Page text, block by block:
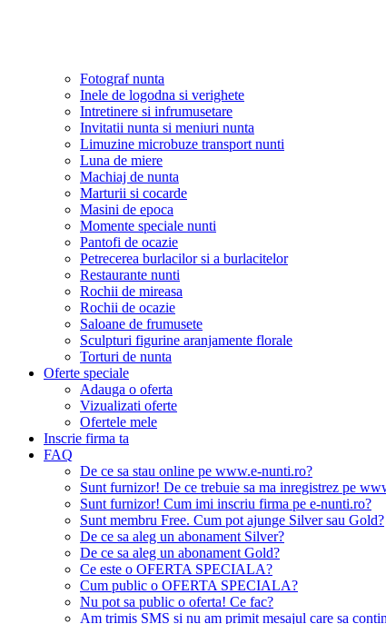
Fotograf nunta
Inele de logodna si verighete
Intretinere si infrumusetare
Invitatii nunta si meniuri nunta
Limuzine microbuze transport nunti
Luna de miere
Machiaj de nunta
Marturii si cocarde
Masini de epoca
Momente speciale nunti
Pantofi de ocazie
Petrecerea burlacilor si a burlacitelor
Restaurante nunti
Rochii de mireasa
Rochii de ocazie
Saloane de frumusete
Sculpturi figurine aranjamente florale
Torturi de nunta
Oferte speciale
Adauga o oferta
Vizualizati oferte
Ofertele mele
Inscrie firma ta
FAQ
De ce sa stau online pe www.e-nunti.ro?
Sunt furnizor! De ce trebuie sa ma inregistrez pe
Sunt furnizor! Cum imi inscriu firma pe e-nunti.ro?
Sunt membru Free. Cum pot ajunge Silver sau Gold?
De ce sa aleg un abonament Silver?
De ce sa aleg un abonament Gold?
Ce este o OFERTA SPECIALA?
Cum public o OFERTA SPECIALA?
Nu pot sa public o oferta! Ce fac?
Am trimis SMS si nu am primit mesajul care sa